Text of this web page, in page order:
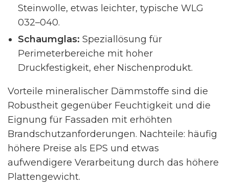
Steinwolle, etwas leichter, typische WLG
032–040.
Schaumglas: Speziallösung für
Perimeterbereiche mit hoher
Druckfestigkeit, eher Nischenprodukt.
Vorteile mineralischer Dämmstoffe sind die
Robustheit gegenüber Feuchtigkeit und die
Eignung für Fassaden mit erhöhten
Brandschutzanforderungen. Nachteile: häufig
höhere Preise als EPS und etwas
aufwendigere Verarbeitung durch das höhere
Plattengewicht.